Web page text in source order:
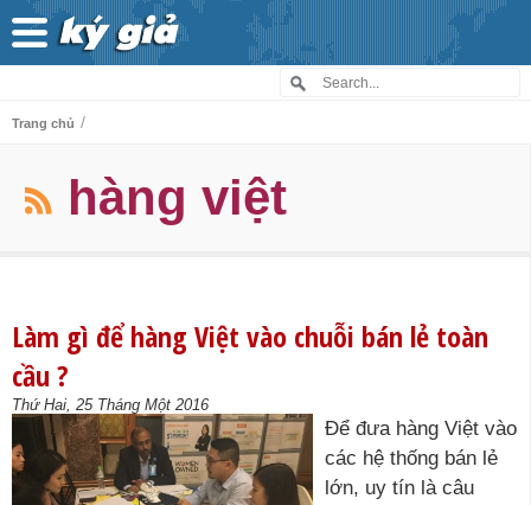
Trang chủ /
hàng việt
Làm gì để hàng Việt vào chuỗi bán lẻ toàn
cầu ?
Thứ Hai, 25 Tháng Một 2016
Để đưa hàng Việt vào
các hệ thống bán lẻ
lớn, uy tín là câu